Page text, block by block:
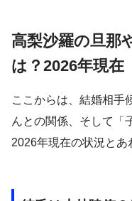
高梨沙羅の旦那
は？2026年現在
ここからは、結婚相手
んとの関係、そして「
2026年現在の状況とあ